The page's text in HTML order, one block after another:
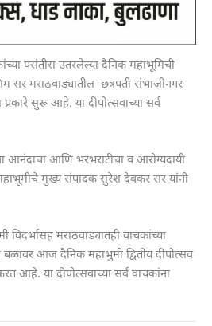
पसंतीस उतरलेल्या दैनिक महाभूमिची
सर मराठवाड्यातील छत्रपती संभाजीनगर
सुरू आहे. या दीपोत्सवाच्या सर्व
आनंदाचा आणि भरभराटीचा व आरोग्यदायी
मुख्य संपादक सुरेश देवकर सर यांनी
विदर्भासह मराठवाड्यातही वाचकांच्या
आज दैनिक महाभुमी द्वितीय दीपोत्सव
आहे. या दीपोत्सवाच्या सर्व वाचकांना